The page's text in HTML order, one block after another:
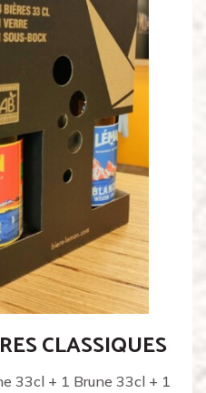
CLASSIQUES
33cl + 1 Brune 33cl + 1